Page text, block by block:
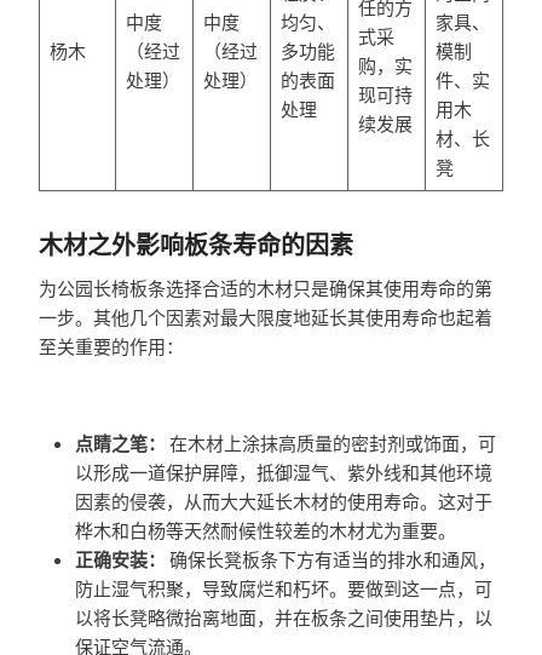
杨木
中度
（经过
处理）
中度
（经过
处理）
均匀、
多功能
的表面
处理
任的方
式采
购，实
现可持
续发展
家具、
模制
件、实
用木
材、长
凳
木材之外影响板条寿命的因素
为公园长椅板条选择合适的木材只是确保其使用寿命的第
一步。其他几个因素对最大限度地延长其使用寿命也起着
至关重要的作用：
点睛之笔：
在木材上涂抹高质量的密封剂或饰面，可
以形成一道保护屏障，抵御湿气、紫外线和其他环境
因素的侵袭，从而大大延长木材的使用寿命。这对于
桦木和白杨等天然耐候性较差的木材尤为重要。
正确安装：
确保长凳板条下方有适当的排水和通风，
防止湿气积聚，导致腐烂和朽坏。要做到这一点，可
以将长凳略微抬离地面，并在板条之间使用垫片，以
保证空气流通。